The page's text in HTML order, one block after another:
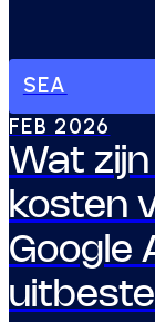
SEA
FEB 2026
Wat
kosten
Google